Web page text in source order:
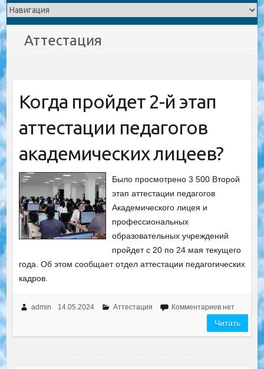
Аттестация
Когда пройдет 2-й этап
аттестации педагогов
академических лицеев?
Было просмотрено 3 500 Второй
этап аттестации педагогов
Академического лицея и
профессиональных
образовательных учреждений
пройдет с 20 по 24 мая текущего
года. Об этом сообщает отдел аттестации педагогических
кадров.
admin 14.05.2024 Аттестация Комментариев нет
Читать